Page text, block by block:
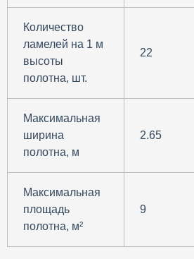
Количество
ламелей на 1 м
высоты
полотна, шт.
22
Максимальная
ширина
полотна, м
2.65
Максимальная
площадь
полотна, м²
9